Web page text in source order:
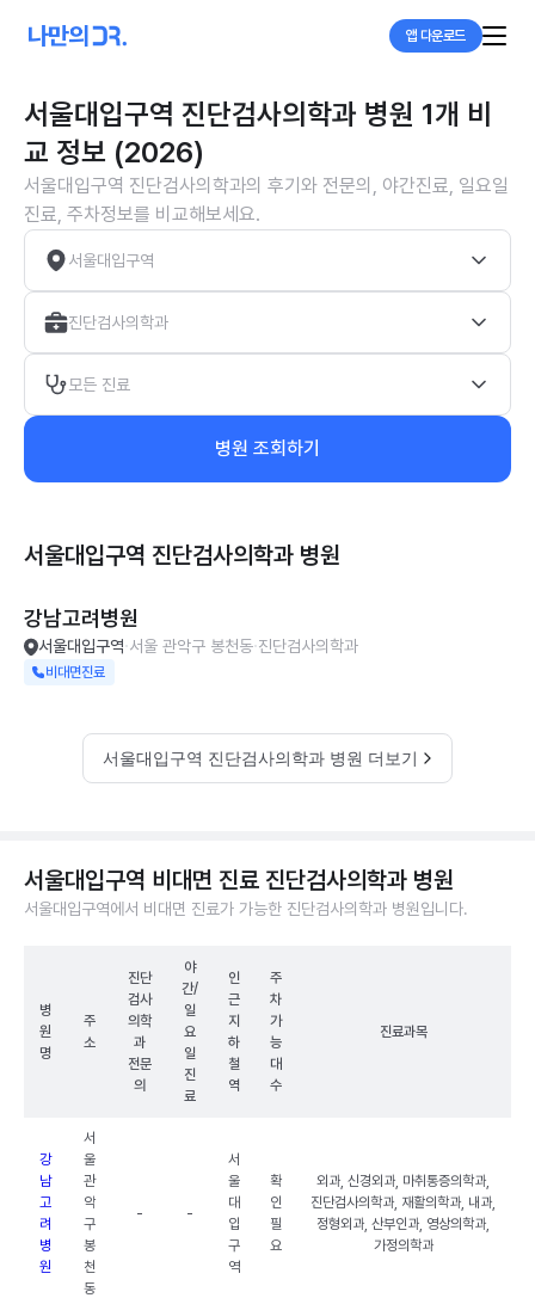
앱 다운로드
서울대입구역 진단검사의학과 병원 1개 비
교 정보 (2026)
서울대입구역 진단검사의학과의 후기와 전문의, 야간진료, 일요일
진료, 주차정보를 비교해보세요.
서울대입구역
진단검사의학과
모든 진료
병원 조회하기
서울대입구역 진단검사의학과 병원
강남고려병원
서울대입구역 서울 관악구 봉천동 진단검사의학과
비대면진료
서울대입구역 진단검사의학과 병원 더보기
서울대입구역 비대면 진료 진단검사의학과 병원
서울대입구역에서 비대면 진료가 가능한 진단검사의학과 병원입니다.
병
원
명
주
소
진단
검사
의학
과
전문
의
야
간/
일
요
일
진
료
인
근
지
하
철
역
주
차
가
능
대
수
진료과목
강
남
고
려
병
원
서
울
관
악
구
봉
천
동
- -
서
울
대
입
구
역
확
인
필
요
외과, 신경외과, 마취통증의학과,
진단검사의학과, 재활의학과, 내과,
정형외과, 산부인과, 영상의학과,
가정의학과